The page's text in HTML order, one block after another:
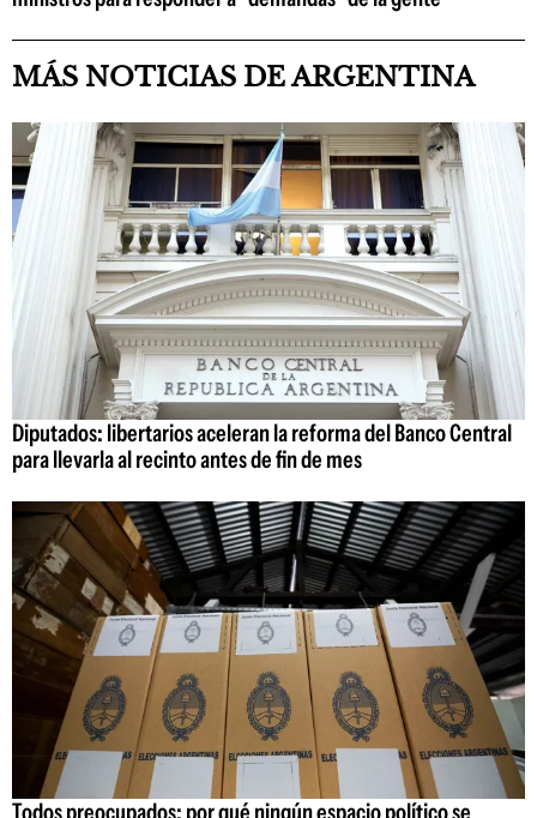
MÁS NOTICIAS DE ARGENTINA
Diputados: libertarios aceleran la reforma del Banco Central
para llevarla al recinto antes de fin de mes